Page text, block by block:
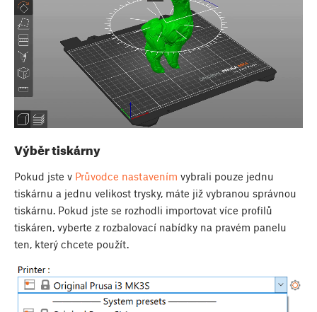
Výběr tiskárny
Pokud jste v Průvodce nastavením vybrali pouze jednu
tiskárnu a jednu velikost trysky, máte již vybranou správnou
tiskárnu. Pokud jste se rozhodli importovat více profilů
tiskáren, vyberte z rozbalovací nabídky na pravém panelu
ten, který chcete použít.